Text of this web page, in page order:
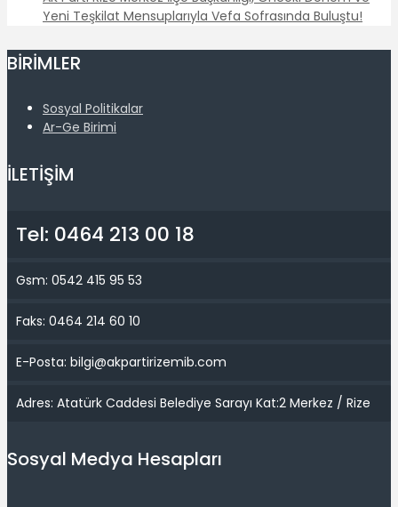
Yeni Teşkilat Mensuplarıyla Vefa Sofrasında Buluştu!
BİRİMLER
Sosyal Politikalar
Ar-Ge Birimi
İLETİŞİM
Tel: 0464 213 00 18
Gsm: 0542 415 95 53
Faks: 0464 214 60 10
E-Posta: bilgi@akpartirizemib.com
Adres: Atatürk Caddesi Belediye Sarayı Kat:2 Merkez / Rize
Sosyal Medya Hesapları